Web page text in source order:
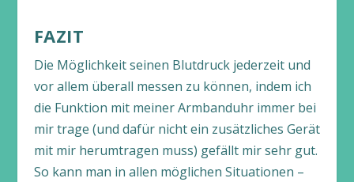
FAZIT
Die Möglichkeit seinen Blutdruck jederzeit und
vor allem überall messen zu können, indem ich
die Funktion mit meiner Armbanduhr immer bei
mir trage (und dafür nicht ein zusätzliches Gerät
mit mir herumtragen muss) gefällt mir sehr gut.
So kann man in allen möglichen Situationen –